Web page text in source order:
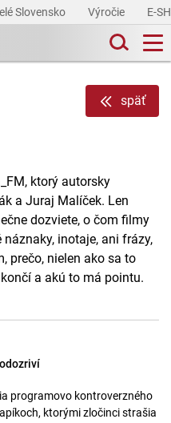
Slovensko Výročie E-
späť
ktorý autorsky
a Juraj Malíček. Len
dozviete, o čom filmy
inotaje, ani frázy,
prečo, nielen ako sa to
a akú to má pointu.
programovo kontroverzného
ktorými zločinci strašia